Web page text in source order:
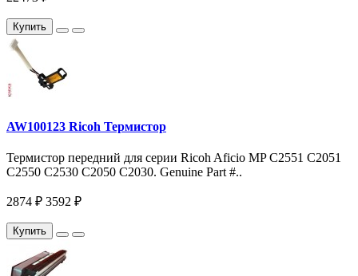
Купить
AW100123 Ricoh Термистор
Термистор передний для серии Ricoh Aficio MP С2551 С2051
C2550 C2530 C2050 C2030. Genuine Part #..
2874 ₽ 3592 ₽
Купить